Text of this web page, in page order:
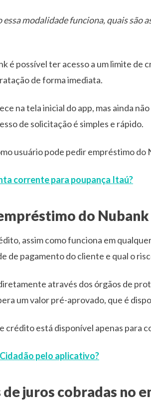
modalidade funciona, quais são
é possível ter acesso a um limite de
de forma imediata.
na tela inicial do app, mas ainda
de solicitação é simples e rápido.
usuário pode pedir empréstimo
corrente para poupança Itaú?
do
assim como funciona em
de pagamento do cliente e qual o
através dos órgãos de
um valor pré-aprovado, que é
crédito está disponível apenas para
pelo aplicativo?
de juros cobradas no